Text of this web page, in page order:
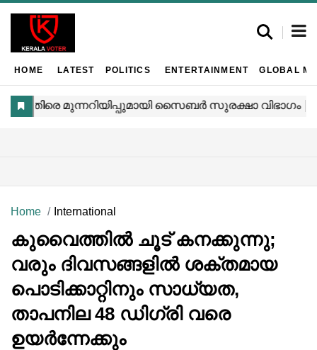
HOME LATEST POLITICS ENTERTAINMENT GLOBAL
Home International
കുവൈത്തിൽ ചൂട് കനക്കുന്നു;
വരും ദിവസങ്ങളിൽ ശക്തമായ
പൊടിക്കാറ്റിനും സാധ്യത,
താപനില 48 ഡിഗ്രി വരെ
ഉയർന്നേക്കും